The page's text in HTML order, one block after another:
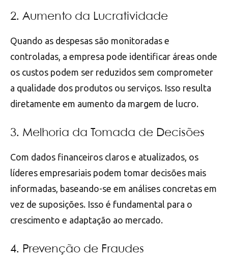
2. Aumento da Lucratividade
Quando as despesas são monitoradas e
controladas, a empresa pode identificar áreas onde
os custos podem ser reduzidos sem comprometer
a qualidade dos produtos ou serviços. Isso resulta
diretamente em aumento da margem de lucro.
3. Melhoria da Tomada de Decisões
Com dados financeiros claros e atualizados, os
líderes empresariais podem tomar decisões mais
informadas, baseando-se em análises concretas em
vez de suposições. Isso é fundamental para o
crescimento e adaptação ao mercado.
4. Prevenção de Fraudes